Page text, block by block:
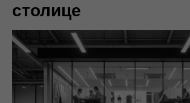
столице